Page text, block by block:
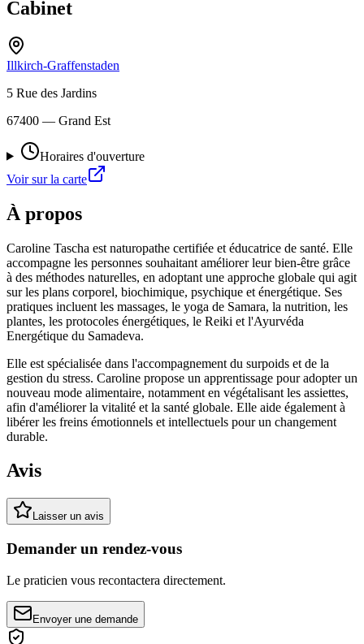
Cabinet
Illkirch-Graffenstaden
5 Rue des Jardins
67400 — Grand Est
Horaires d'ouverture
Voir sur la carte
À propos
Caroline Tascha est naturopathe certifiée et éducatrice de santé. Elle
accompagne les personnes souhaitant améliorer leur bien-être grâce
à des méthodes naturelles, en adoptant une approche globale qui agit
sur les plans corporel, biochimique, psychique et énergétique. Ses
pratiques incluent les massages, le yoga de Samara, la nutrition, les
plantes, les protocoles énergétiques, le Reiki et l'Ayurvéda
Energétique du Samadeva.
Elle est spécialisée dans l'accompagnement du surpoids et de la
gestion du stress. Caroline propose un apprentissage pour adopter un
nouveau mode alimentaire, notamment en végétalisant les assiettes,
afin d'améliorer la vitalité et la santé globale. Elle aide également à
libérer les freins émotionnels et intellectuels pour un changement
durable.
Avis
Laisser un avis
Demander un rendez-vous
Le praticien vous recontactera directement.
Envoyer une demande